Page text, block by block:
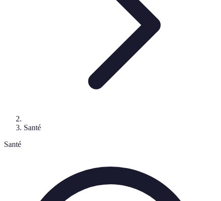
Santé
Santé